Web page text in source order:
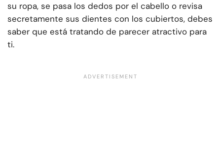
su ropa, se pasa los dedos por el cabello o revisa
secretamente sus dientes con los cubiertos, debes
saber que está tratando de parecer atractivo para
ti.